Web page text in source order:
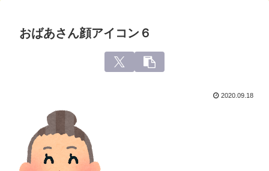
おばあさん顔アイコン６
2020.09.18